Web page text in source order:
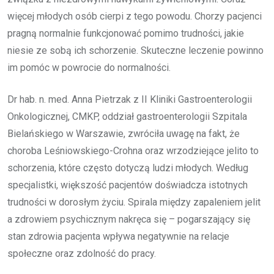
więcej młodych osób cierpi z tego powodu. Chorzy pacjenci
pragną normalnie funkcjonować pomimo trudności, jakie
niesie ze sobą ich schorzenie. Skuteczne leczenie powinno
im pomóc w powrocie do normalności.
Dr hab. n. med. Anna Pietrzak z II Kliniki Gastroenterologii
Onkologicznej, CMKP, oddział gastroenterologii Szpitala
Bielańskiego w Warszawie, zwróciła uwagę na fakt, że
choroba Leśniowskiego-Crohna oraz wrzodziejące jelito to
schorzenia, które często dotyczą ludzi młodych. Według
specjalistki, większość pacjentów doświadcza istotnych
trudności w dorosłym życiu. Spirala między zapaleniem jelit
a zdrowiem psychicznym nakręca się – pogarszający się
stan zdrowia pacjenta wpływa negatywnie na relacje
społeczne oraz zdolność do pracy.